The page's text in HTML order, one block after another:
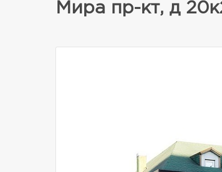
Мира пр-кт, д